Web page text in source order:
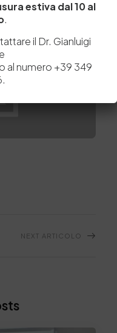
NEXT ARTICOLO
estiva dal 10 al
.
il Dr. Gianluigi
al numero +39 349